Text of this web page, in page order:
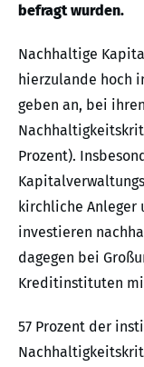
befragt wurden.
Nachhaltige
hierzulande hoch
geben an, bei
Prozent).
kirchliche Anleger
investieren
dagegen bei
Kreditinstituten
57 Prozent der